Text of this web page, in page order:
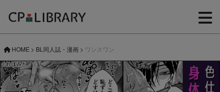
HOME > BL同人誌・漫画 > ワンスワン